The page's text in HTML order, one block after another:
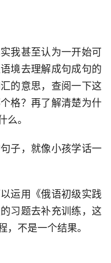
我甚至认为一开始可
境去理解成句成句的
的意思，查阅一下这
格？再了解清楚为什
么。
子，就像小孩学话一
运用《俄语初级实践
习题去补充训练，这
，不是一个结果。